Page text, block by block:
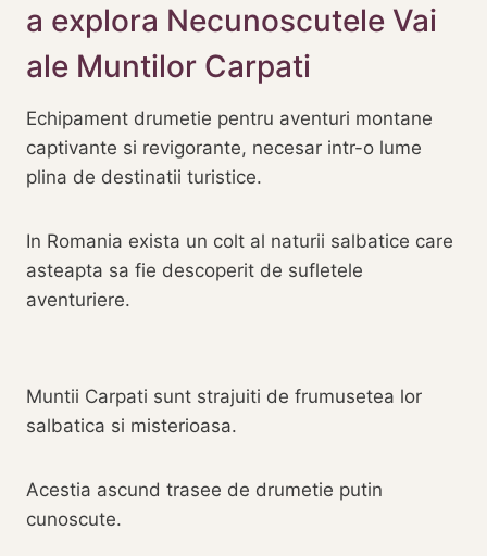
a explora Necunoscutele Vai
ale Muntilor Carpati
Echipament drumetie pentru aventuri montane
captivante si revigorante, necesar intr-o lume
plina de destinatii turistice.
In Romania exista un colt al naturii salbatice care
asteapta sa fie descoperit de sufletele
aventuriere.
Muntii Carpati sunt strajuiti de frumusetea lor
salbatica si misterioasa.
Acestia ascund trasee de drumetie putin
cunoscute.